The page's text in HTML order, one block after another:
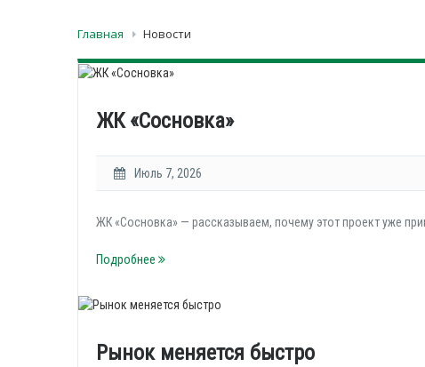
Главная Новости
ЖК «Сосновка»
Июль 7, 2026
ЖК «Сосновка» — рассказываем, почему этот проект уже
Подробнее
Рынок меняется быстро